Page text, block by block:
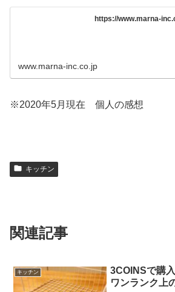
https://www.marna-
www.marna-inc.co.jp
※2020年5月現在 個人の感想
キッチン
関連記事
キッチン
3COINSで購
ワンランク上